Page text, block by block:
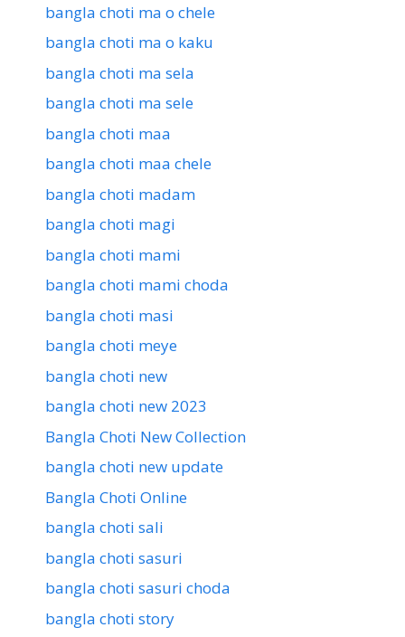
bangla choti ma o chele
bangla choti ma o kaku
bangla choti ma sela
bangla choti ma sele
bangla choti maa
bangla choti maa chele
bangla choti madam
bangla choti magi
bangla choti mami
bangla choti mami choda
bangla choti masi
bangla choti meye
bangla choti new
bangla choti new 2023
Bangla Choti New Collection
bangla choti new update
Bangla Choti Online
bangla choti sali
bangla choti sasuri
bangla choti sasuri choda
bangla choti story